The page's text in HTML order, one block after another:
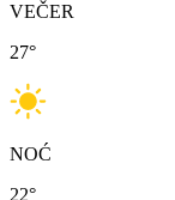
VEČER
27°
NOĆ
22°